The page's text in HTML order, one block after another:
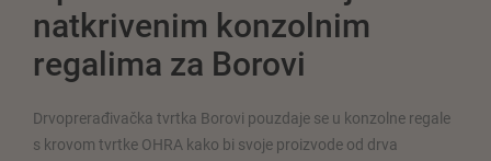
natkrivenim konzolnim
regalima za Borovi
Drvoprerađivačka tvrtka Borovi pouzdaje se u konzolne regale
s krovom tvrtke OHRA kako bi svoje proizvode od drva